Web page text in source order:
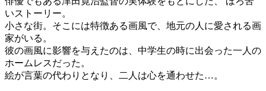
いストーリー。
小さな街。そこには特徴ある画風で、地元の人に愛される画
家がいる。
彼の画風に影響を与えたのは、中学生の時に出会った一人の
ホームレスだった。
絵が言葉の代わりとなり、二人は心を通わせた…。